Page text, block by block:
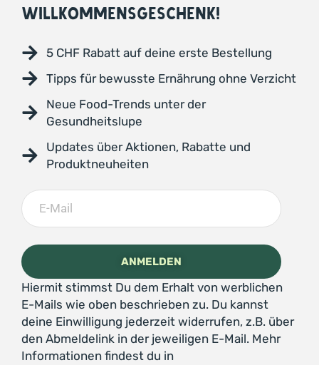
WILLKOMMENSGESCHENK!
5 CHF Rabatt auf deine erste Bestellung
Tipps für bewusste Ernährung ohne Verzicht
Neue Food-Trends unter der
Gesundheitslupe
Updates über Aktionen, Rabatte und
Produktneuheiten
Hiermit stimmst Du dem Erhalt von werblichen
E-Mails wie oben beschrieben zu. Du kannst
deine Einwilligung jederzeit widerrufen, z.B. über
den Abmeldelink in der jeweiligen E-Mail. Mehr
Informationen findest du in